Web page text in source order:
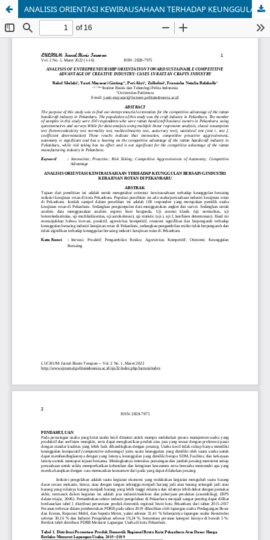
ANALISIS ORIENTASI KEWIRAUSAHAAN TERHADAP KEUNGGULAN BERSAING INDUSTRI KERAJINAN ROTAN DI PEKANBARU